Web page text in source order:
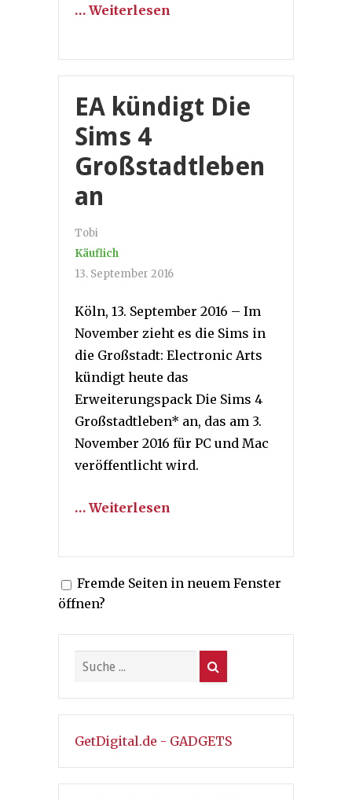
… Weiterlesen
EA kündigt Die
Sims 4
Großstadtleben
an
Tobi
Käuflich
13. September 2016
Köln, 13. September 2016 – Im
November zieht es die Sims in
die Großstadt: Electronic Arts
kündigt heute das
Erweiterungspack Die Sims 4
Großstadtleben* an, das am 3.
November 2016 für PC und Mac
veröffentlicht wird.
… Weiterlesen
Fremde Seiten in neuem Fenster
öffnen?
GetDigital.de - GADGETS